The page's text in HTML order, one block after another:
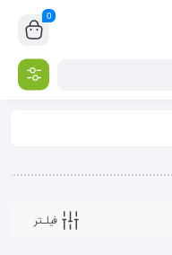
0
فیلـتر